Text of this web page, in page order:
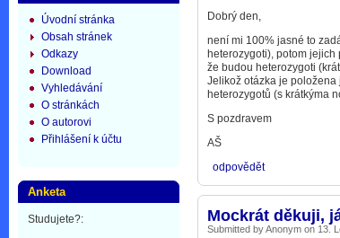
Dobrý den,
není mi 100% jasné to
heterozygoti), potom
že budou heterozygoti
Jelikož otázka je položena
heterozygotů (s krátkýma
S pozdravem
AŠ
odpovědět
Mockrát děkuji,
Submitted by Anonym on 13.
Úvodní stránka
Obsah stránek
Odkazy
Download
Vyhledávání
O stránkách
O autorovi
Přihlášení k účtu
Anketa
Studujete?: